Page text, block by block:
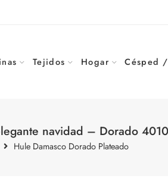
Tejidos Hogar Césped
navidad – Dorado
Hule Damasco Dorado Plateado